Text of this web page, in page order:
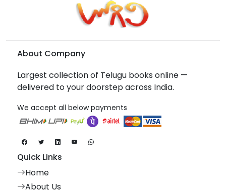
About Company
Largest collection of Telugu books online —
delivered to your doorstep across India.
We accept all below payments
Quick Links
Home
About Us